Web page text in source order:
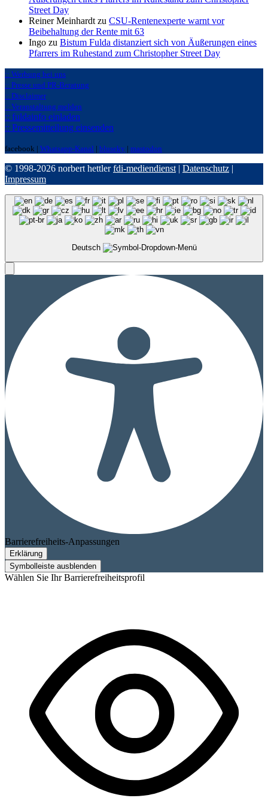
Street Day
Reiner Meinhardt zu CSU-Rentenexperte warnt vor
Beibehaltung der Rente mit 63
Ingo zu Bistum Fulda distanziert sich von Äußerungen eines
Pfarrers im Ruhestand zum Christopher Street Day
:: Werbung bei uns
:: Presse und PR-Beratung
:: Disclaimer
:: Veranstaltung melden
:: fuldainfo einladen
:: Pressemitteilung einsenden
facebook | Whatsapp-Kanal | bluseky | mastodon
© 1998-2026 norbert hettlerfdi-mediendienst | Datenschutz |
Impressum
Deutsch
Barrierefreiheits-Anpassungen
Erklärung
Symbolleiste ausblenden
Wählen Sie Ihr Barrierefreiheitsprofil